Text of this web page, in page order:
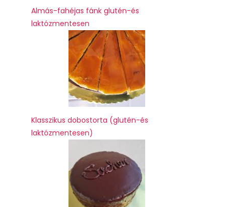
Almás-fahéjas fánk glutén-és
laktózmentesen
Klasszikus dobostorta (glutén-és
laktózmentesen)